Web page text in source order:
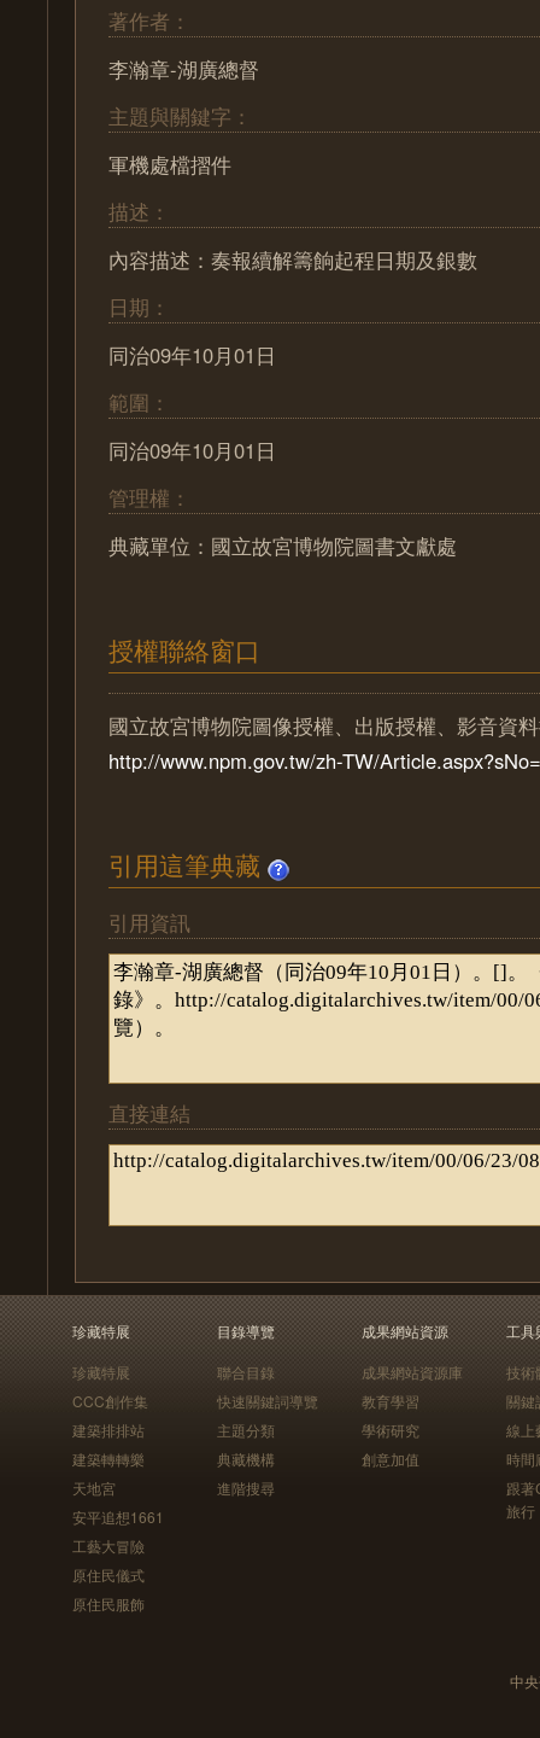
著作者：
李瀚章-湖廣總督
主題與關鍵字：
軍機處檔摺件
描述：
內容描述：奏報續解籌餉起程日期及銀數
日期：
同治09年10月01日
範圍：
同治09年10月01日
管理權：
典藏單位：國立故宮博物院圖書文獻處
授權聯絡窗口
國立故宮博物院圖像授權、出版授權、影音資
http://www.npm.gov.tw/zh-TW/
引用這筆典藏
引用資訊
直接連結
珍藏特展
珍藏特展
CCC創作集
建築排排站
建築轉轉樂
天地宮
安平追想1661
工藝大冒險
原住民儀式
原住民服飾
目錄導覽
聯合目錄
快速關鍵詞導覽
主題分類
典藏機構
進階搜尋
成果網站資源
成果網站資源庫
教育學習
學術研究
創意加值
工具
技術
關鍵
線上
時間
跟
旅行
中